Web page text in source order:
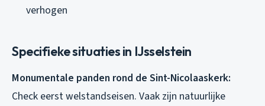
verhogen
Specifieke situaties in IJsselstein
Monumentale panden rond de Sint-Nicolaaskerk:
Check eerst welstandseisen. Vaak zijn natuurlijke